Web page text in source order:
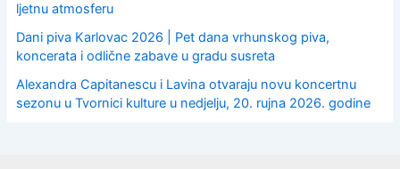
ljetnu atmosferu
Dani piva Karlovac 2026 | Pet dana vrhunskog piva,
koncerata i odlične zabave u gradu susreta
Alexandra Capitanescu i Lavina otvaraju novu koncertnu
sezonu u Tvornici kulture u nedjelju, 20. rujna 2026. godine